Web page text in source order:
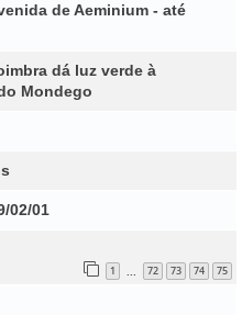
de Aeminium - até
dá luz verde à
Mondego
02/01
1 ... 72 73 74 75